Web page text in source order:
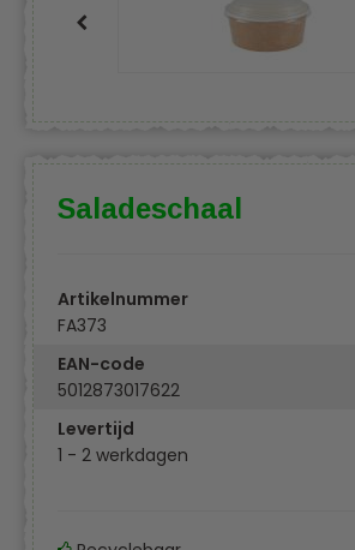
Saladeschaal
Artikelnummer
FA373
EAN-code
5012873017622
Levertijd
1 - 2 werkdagen